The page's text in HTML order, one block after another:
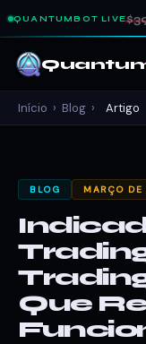
QUANTUMBOT LIVE
Início › Blog › Artigo
BLOG MARÇO
Que